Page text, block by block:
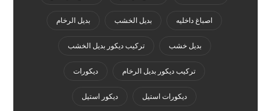
اصباغ داخليه بديل الخشب بديل الرخام
بديل خشب تركيب ديكور بديل الخشب
تركيب ديكور بديل الرخام ديكورات
ديكورات استيل ديكور استيل